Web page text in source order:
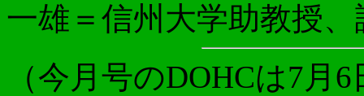
一雄＝信州大学助教授
（今月号のDOHCは7月